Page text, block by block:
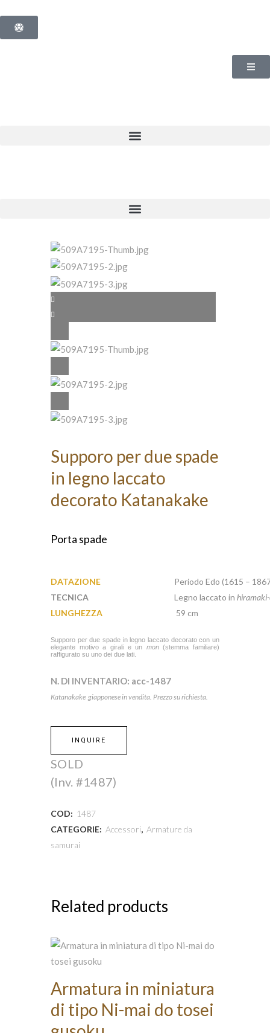
Supporo per due spade
in legno laccato
decorato Katanakake
Porta spade
DATAZIONE
Periodo Edo (1615 –
TECNICA
Legno laccato in
LUNGHEZZA
59 cm
Supporo per due spade in legno laccato decorato con un
elegante motivo a girali e un mon(stemma familiare)
raffigurato su uno dei due lati.
N. DI INVENTARIO: acc-1487
Katanakake giapponese in vendita. Prezzo su richiesta.
INQUIRE
SOLD
(Inv. #1487)
COD: 1487
CATEGORIE: Accessori, Armature da
samurai
Related products
Armatura in miniatura
di tipo Ni-mai do tosei